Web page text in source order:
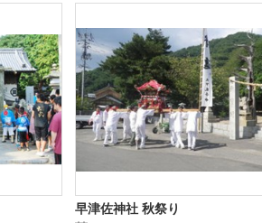
早津佐神社 秋祭り